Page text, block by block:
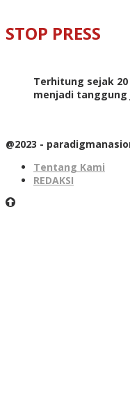
STOP PRESS
Terhitung sejak
menjadi tanggung
@2023 -
Tentang Kami
REDAKSI